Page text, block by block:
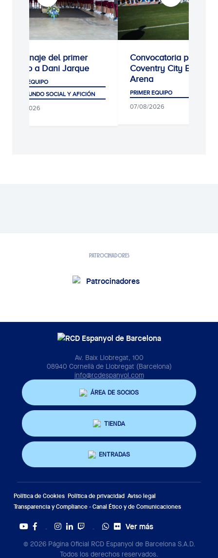
Homenaje del primer
equipo a Dani Jarque
PRIMER EQUIPO
CLUB, MUNDO SOCIAL Y AFICIÓN
07/08/2026
Convocatoria para el
Coventry City Building
Arena
PRIMER EQUIPO
07/08/2026
PATROCINADORES
Av. Baix Llobregat, 100
08940 Cornellà de Llobregat (Barcelona)
info@rcdespanyol.com
ÁREA DE SOCIOS
TIENDA
ENTRADAS
Política de Cookies Política de privacidad Aviso legal
Transparencia y Compliance - Canal Ético y de Comunicaciones
Ver más
© 2026 Página Oficial RCD Espanyol de Barcelona S.A.D.
Todos los derechos reservados.